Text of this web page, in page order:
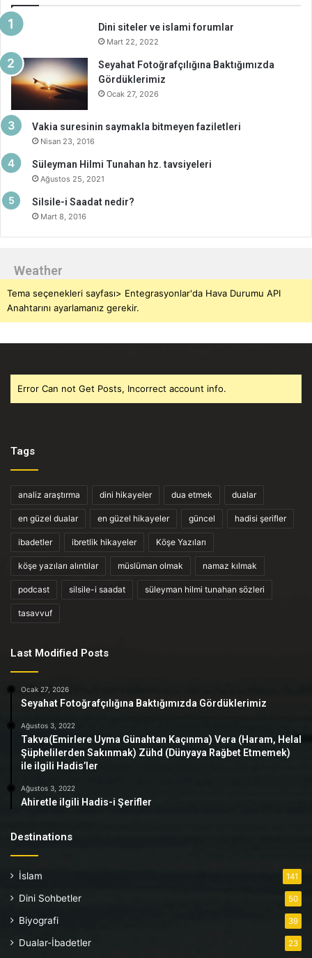
Dini siteler ve islami forumlar
Mart 22, 2022
Seyahat Fotoğrafçılığına Baktığımızda
Gördüklerimiz
Ocak 27, 2026
Vakia suresinin saymakla bitmeyen faziletleri
Nisan 23, 2016
Süleyman Hilmi Tunahan hz. tavsiyeleri
Ağustos 25, 2021
Silsile-i Saadat nedir?
Mart 8, 2016
Weather
Tema seçenekleri sayfası> Entegrasyonlar'da Hava Durumu API
Anahtarını ayarlamanız gerekir.
Error Can not Get Posts, Incorrect account info.
Tags
analiz araştırma dini hikayeler dua etmek dualar
en güzel dualar en güzel hikayeler güncel hadisi şerifler
ibadetler ibretlik hikayeler Köşe Yazıları
köşe yazıları alıntılar müslüman olmak namaz kılmak
podcast silsile-i saadat süleyman hilmi tunahan sözleri
tasavvuf
Last Modified Posts
Ocak 27, 2026
Seyahat Fotoğrafçılığına Baktığımızda Gördüklerimiz
Ağustos 3, 2022
Takva(Emirlere Uyma Günahtan Kaçınma) Vera (Haram, Helal
Şüphelilerden Sakınmak) Zühd (Dünyaya Rağbet Etmemek)
ile ilgili Hadis’ler
Ağustos 3, 2022
Ahiretle ilgili Hadis-i Şerifler
Destinations
İslam 141
Dini Sohbetler 50
Biyografi 39
Dualar-İbadetler 23